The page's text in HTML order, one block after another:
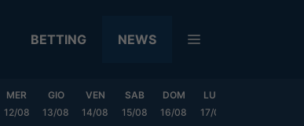
BETTING NEWS
MER
12/08
GIO
13/08
VEN
14/08
SAB
15/08
DOM
16/08
LUN
17/08